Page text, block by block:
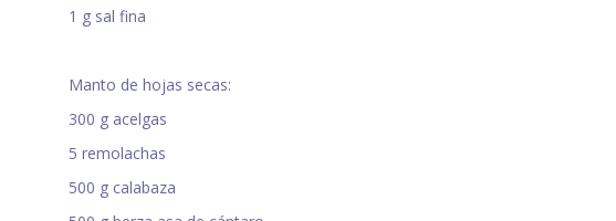
1 g sal fina
Manto de hojas secas:
300 g acelgas
5 remolachas
500 g calabaza